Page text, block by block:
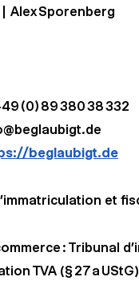
Alex Sporenberg
(0) 89 380 38 332
beglaubigt.de
et
: Tribunal
TVA (§ 27 a